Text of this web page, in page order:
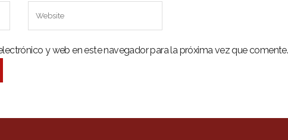
y web en este navegador para la próxima vez que comente.